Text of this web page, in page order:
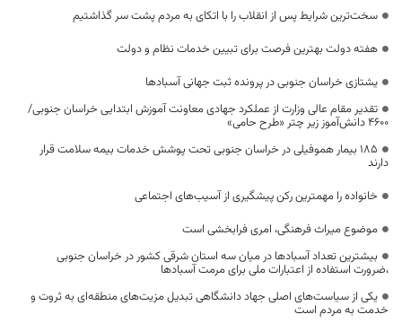
سخت‌ترین شرایط پس از انقلاب را با اتکای به مردم پشت سر گذاشتیم
هفته دولت بهترین فرصت برای تبیین خدمات نظام و دولت
یشتازی خراسان جنوبی در پرونده ثبت جهانی آسبادها
تقدیر مقام عالی وزارت از عملکرد جهادی معاونت آموزش ابتدایی خراسان جنوبی/
۴۶۰۰ دانش‌آموز زیر چتر «طرح حامی»
۱۸۵ بیمار هموفیلی در خراسان جنوبی تحت پوشش خدمات بیمه سلامت قرار
دارند
خانواده را مهمترین رکن پیشگیری از آسیب‌های اجتماعی
موضوع میراث فرهنگی، امری فرابخشی است
بیشترین تعداد آسبادها در میان سه استان شرقی کشور در خراسان جنوبی
،ضرورت استفاده از اعتبارات ملی برای مرمت آسبادها
یکی از سیاست‌های اصلی جهاد دانشگاهی تبدیل مزیت‌های منطقه‌ای به ثروت و
خدمت به مردم است